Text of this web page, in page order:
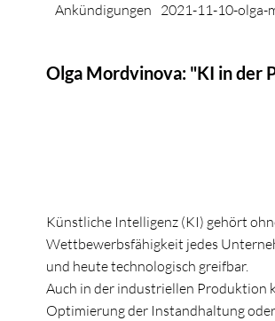
Ankündigungen 2021-11-10-olga-
Olga Mordvinova: "KI in der
Künstliche Intelligenz (KI) gehört
Wettbewerbsfähigkeit jedes
und heute technologisch greifbar.
Auch in der industriellen Produktion
Optimierung der Instandhaltung